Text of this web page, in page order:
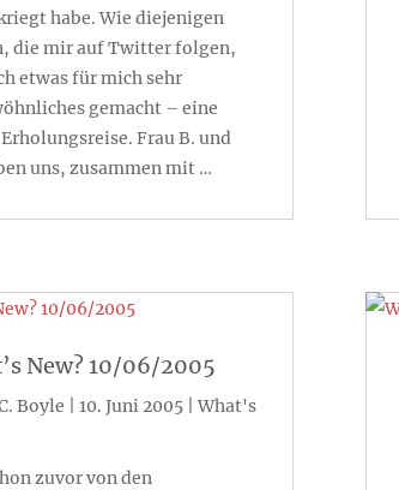
habe. Wie diejenigen
die mir auf Twitter folgen,
etwas für mich sehr
gemacht – eine
Frau B. und
uns, zusammen mit …
New? 10/06/2005
Boyle 10. Juni 2005|What's
zuvor von den